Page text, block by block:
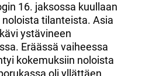
16. jaksossa kuullaan
tilanteista. Asia
ystävineen
Eräässä vaiheessa
kokemuksiin noloista